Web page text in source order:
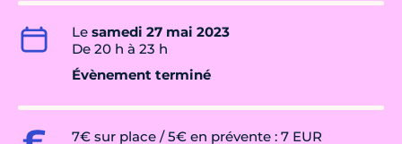
Le samedi 27 mai 2023
De 20 h à 23 h
Évènement terminé
7€ sur place / 5€ en prévente : 7 EUR